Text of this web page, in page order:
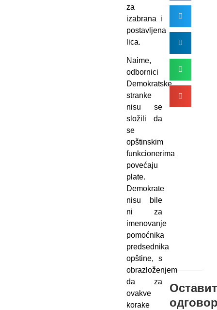
za
izabrana i
postavljena
lica.
Naime,
odbornici
Demokratske
stranke
nisu se
složili da
se
opštinskim
funkcionerima
povećaju
plate.
Demokrate
nisu bile
ni za
imenovanje
pomoćnika
predsednika
opštine, s
obrazloženjem
da za
ovakve
korake